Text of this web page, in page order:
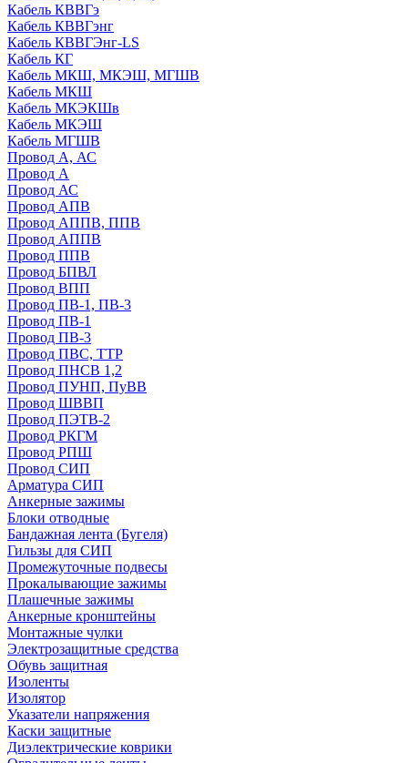
Кабель КВВГэ
Кабель КВВГэнг
Кабель КВВГЭнг-LS
Кабель КГ
Кабель МКШ, МКЭШ, МГШВ
Кабель МКШ
Кабель МКЭКШв
Кабель МКЭШ
Кабель МГШВ
Провод А, АС
Провод А
Провод АС
Провод АПВ
Провод АППВ, ППВ
Провод АППВ
Провод ППВ
Провод БПВЛ
Провод ВПП
Провод ПВ-1, ПВ-3
Провод ПВ-1
Провод ПВ-3
Провод ПВС, ТТР
Провод ПНСВ 1,2
Провод ПУНП, ПуВВ
Провод ШВВП
Провод ПЭТВ-2
Провод РКГМ
Провод РПШ
Провод СИП
Арматура СИП
Анкерные зажимы
Блоки отводные
Бандажная лента (Бугеля)
Гильзы для СИП
Промежуточные подвесы
Прокалывающие зажимы
Плашечные зажимы
Анкерные кронштейны
Монтажные чулки
Электрозащитные средства
Обувь защитная
Изоленты
Изолятор
Указатели напряжения
Каски защитные
Диэлектрические коврики